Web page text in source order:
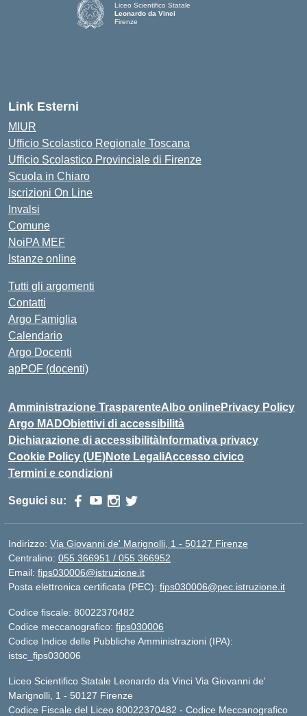
Liceo Scientifico Statale
Leonardo da Vinci
Firenze
Link Esterni
MIUR
Ufficio Scolastico Regionale Toscana
Ufficio Scolastico Provinciale di Firenze
Scuola in Chiaro
Iscrizioni On Line
Invalsi
Comune
NoiPA MEF
Istanze online
Tutti gli argomenti
Contatti
Argo Famiglia
Calendario
Argo Docenti
apPOF (docenti)
Amministrazione TrasparenteAlbo onlinePrivacy Policy
Argo MADObiettivi di accessibilità
Dichiarazione di accessibilità Informativa privacy
Cookie Policy (UE)Note LegaliAccesso civico
Termini e condizioni
Seguici su:
Indirizzo: Via Giovanni de' Marignolli, 1 - 50127 Firenze
Centralino: 055 366951 / 055 366952
Email: fips030006@istruzione.it
Posta elettronica certificata (PEC): fips030006@pec.istruzione.it
Codice fiscale: 80022370482
Codice meccanografico: fips030006
Codice Indice delle Pubbliche Amministrazioni (IPA):
istsc_fips030006
Liceo Scientifico Statale Leonardo da Vinci Via Giovanni de'
Marignolli, 1 - 50127 Firenze
Codice Fiscale del Liceo 80022370482 - Codice Meccanografico